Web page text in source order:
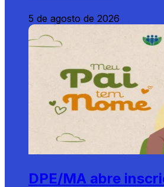
5 de agosto de 2026
DPE/MA abre